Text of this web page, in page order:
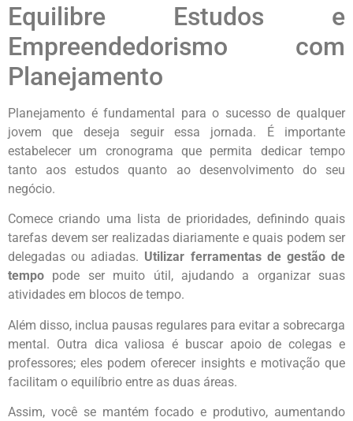
Equilibre Estudos e
Empreendedorismo com
Planejamento
Planejamento é fundamental para o sucesso de qualquer
jovem que deseja seguir essa jornada. É importante
estabelecer um cronograma que permita dedicar tempo
tanto aos estudos quanto ao desenvolvimento do seu
negócio.
Comece criando uma lista de prioridades, definindo quais
tarefas devem ser realizadas diariamente e quais podem ser
delegadas ou adiadas. Utilizar ferramentas de gestão de
tempo pode ser muito útil, ajudando a organizar suas
atividades em blocos de tempo.
Além disso, inclua pausas regulares para evitar a sobrecarga
mental. Outra dica valiosa é buscar apoio de colegas e
professores; eles podem oferecer insights e motivação que
facilitam o equilíbrio entre as duas áreas.
Assim, você se mantém focado e produtivo, aumentando